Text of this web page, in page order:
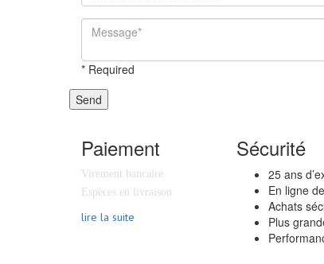
* Required
Send
Paiement
Virement bancaire
Espèces en livraison
lire la suite
Sécurité
25 ans
En ligne
Achats
Plus